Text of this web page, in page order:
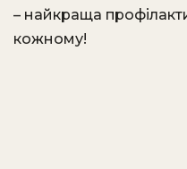
– найкраща
кожному!